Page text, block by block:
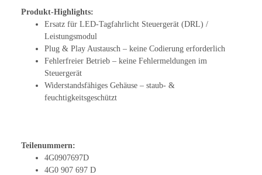
Produkt-Highlights:
Ersatz für LED-Tagfahrlicht Steuergerät (DRL) /
Leistungsmodul
Plug & Play Austausch – keine Codierung erforderlich
Fehlerfreier Betrieb – keine Fehlermeldungen im
Steuergerät
Widerstandsfähiges Gehäuse – staub- &
feuchtigkeitsgeschützt
Teilenummern:
4G0907697D
4G0 907 697 D